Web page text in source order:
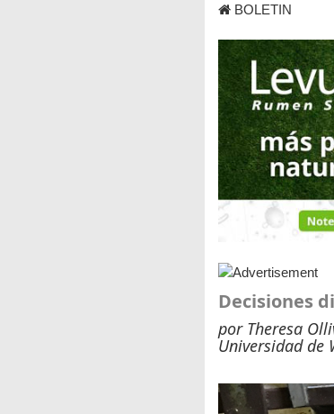
BOLETIN
Decisiones
por Theresa
Universidad de